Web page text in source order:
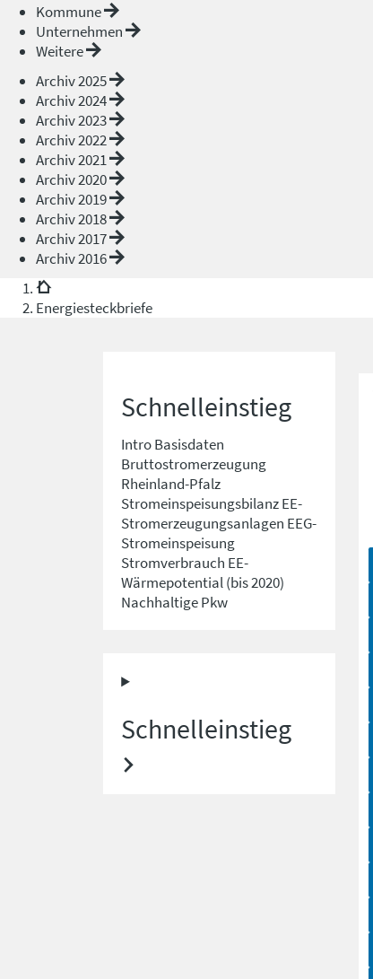
Kommune
Unternehmen
Weitere
Archiv 2025
Archiv 2024
Archiv 2023
Archiv 2022
Archiv 2021
Archiv 2020
Archiv 2019
Archiv 2018
Archiv 2017
Archiv 2016
Energiesteckbriefe
Schnelleinstieg
IntroBasisdaten
Bruttostromerzeugung
Rheinland-Pfalz
StromeinspeisungsbilanzEE-
Stromerzeugungsanlagen EEG-
Stromeinspeisung
Stromverbrauch EE-
Wärmepotential (bis 2020)
Nachhaltige Pkw
Schnelleinstieg